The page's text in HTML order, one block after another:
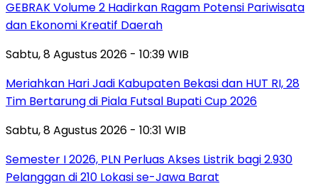
GEBRAK Volume 2 Hadirkan Ragam Potensi Pariwisata
dan Ekonomi Kreatif Daerah
Sabtu, 8 Agustus 2026 - 10:39 WIB
Meriahkan Hari Jadi Kabupaten Bekasi dan HUT RI, 28
Tim Bertarung di Piala Futsal Bupati Cup 2026
Sabtu, 8 Agustus 2026 - 10:31 WIB
Semester I 2026, PLN Perluas Akses Listrik bagi 2.930
Pelanggan di 210 Lokasi se-Jawa Barat